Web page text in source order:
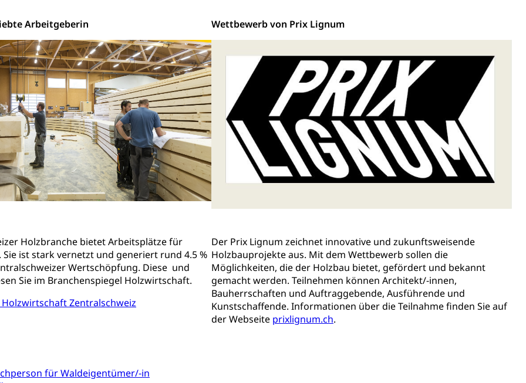
Arbeitgeberin Wettbewerb von Prix Lignum
Holzbranche bietet Arbeitsplätze für
Sie ist stark vernetzt und generiert rund 4.5 %
Wertschöpfung. Diese und
Sie im Branchenspiegel Holzwirtschaft.
Zentralschweiz
Der Prix Lignum zeichnet innovative und zukunftsweisende
Holzbauprojekte aus. Mit dem Wettbewerb sollen die
Möglichkeiten, die der Holzbau bietet, gefördert und bekannt
gemacht werden. Teilnehmen können Architekt/-innen,
Bauherrschaften und Auftraggebende, Ausführende und
Kunstschaffende. Informationen über die Teilnahme finden Sie auf
der Webseite prixlignum.ch.
für Waldeigentümer/-in
Aufenthalt, Niederlassung, Wohnsitz
Visum, Geburtsurkunde
Strafregisterauszug bestellen
Waffen, Sprengstoffe und Pyrotechnik
Strassenverkehrsamt (Führerausweis, Fahrzeugausweis) Namensänderungen
Staatsbürgerschaft, Bürgerrecht, Erwerb des Bürgerrechts, Verlust des Bürgerrechts,
Geburtsanzeige
Jugendschutz
Psychische Gesundheit IV für Kinder und Jugendliche (WAS Luzern)
Pflege, Spitex
Pflegeheimliste und freie Pflegeplätze Betreuung von Angehörigen (WAS Luzern)
Im Kanton Luzern (unilu)
Schulsport, Spitzensport, Breitensport, Jugend und Sport, Sportanlagen